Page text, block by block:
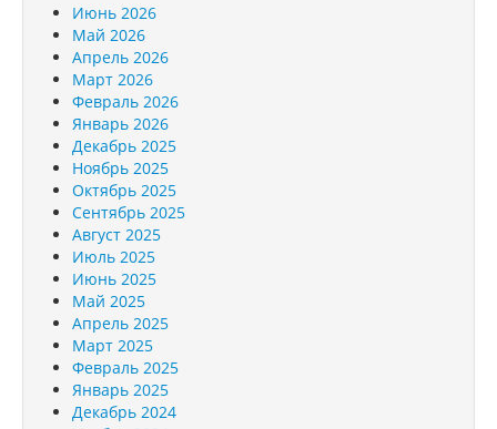
Июнь 2026
Май 2026
Апрель 2026
Март 2026
Февраль 2026
Январь 2026
Декабрь 2025
Ноябрь 2025
Октябрь 2025
Сентябрь 2025
Август 2025
Июль 2025
Июнь 2025
Май 2025
Апрель 2025
Март 2025
Февраль 2025
Январь 2025
Декабрь 2024